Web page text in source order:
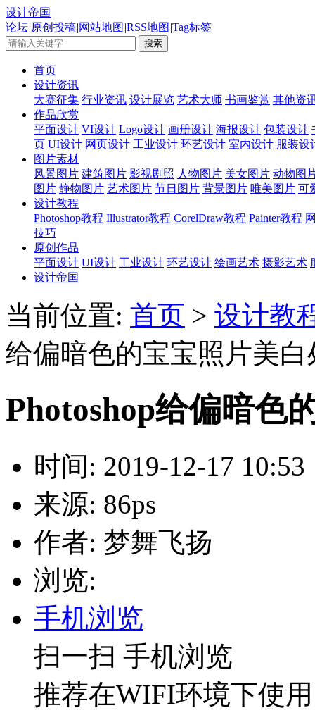
设计帝国
论坛|原创投稿|网站地图 |RSS地图 |Tag标签
首页
设计资讯
大赛征集 行业资讯 设计展览 艺术大师 书画鉴赏 其他资
作品欣赏
平面设计 VI设计 Logo设计 画册设计 海报设计 包装设计
页 UI设计 网页设计 工业设计 环艺设计 室内设计 服装设
图片素材
风景图片 建筑图片 影视剧照 人物图片 美女图片 动物图
图片 静物图片 艺术图片 节日图片 背景图片 唯美图片 可
设计教程
Photoshop教程 Illustrator教程 CorelDraw教程 Painter教程
技巧
原创作品
平面设计 UI设计 工业设计 环艺设计 绘画艺术 摄影艺术
设计帝国
当前位置: 首页 > 设计教
给偏暗色的宝宝照片美白
Photoshop给偏暗色
时间: 2019-12-17 10:53
来源: 86ps
作者: 梦舞飞扬
浏览:
手机浏览
扫一扫 手机浏览
推荐在WIFI环境下使用